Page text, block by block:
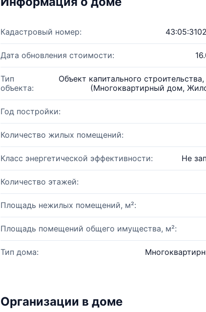
Кадастровый номер:
Дата обновления стоимости:
Тип
объекта:
Объект капитального
(Многоквартирный дом,
Год постройки:
Количество жилых помещений:
Класс энергетической эффективности: Не
Количество этажей:
Площадь нежилых помещений, м²:
Площадь помещений общего имущества, м²:
Тип дома:
Организации в доме